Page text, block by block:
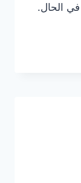
الحال.